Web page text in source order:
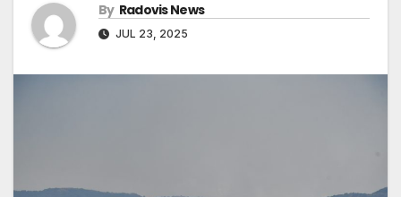
By Radovis News
JUL 23, 2025